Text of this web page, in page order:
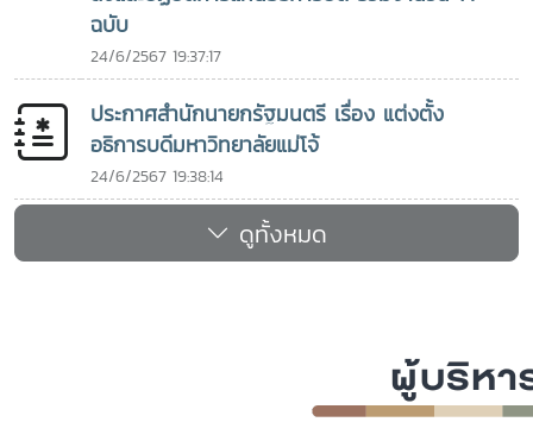
University of the Philippines Los Baños และ UPLB
Alumni Association (UPLBAA) เมื่อวันที่ 10 ตุลาคม 2021
เพื่อยกย่องบทบาทและคุณูปการของท่านในฐานะศิษย์เก่าที่สร้าง
ประโยชน์ต่อวงการการศึกษาและเครือข่ายความร่วมมือในปี ค.ศ.
2022 ท่านได้รับรางวัล The 2022 Outstanding Philippine
Alumni ด้าน Education and Academic Leadership จาก
สมาคมนักเรียนเก่าฟิลิปปินส์ในพระบรมราชูปถัมภ์ (The
Philippines Alumni Association Under the Patronage of
His Majesty the King) เพื่อเชิดชูเกียรติในฐานะศิษย์เก่า
ภูมิภาคเอเชียตะวันออกเฉียงใต้เกียรติประวัติเหล่านี้สะท้อนถึงเส้น
ทางแห่งความมุ่งมั่นในการนำความรู้และประสบการณ์จากการ
ฉบับ
24/6/2567 19:37:17
ประกาศสำนักนายกรัฐมนตรี เรื่อง แต่งตั้ง
อธิการบดีมหาวิทยาลัยแม่โจ้
24/6/2567 19:38:14
ดูทั้งหมด